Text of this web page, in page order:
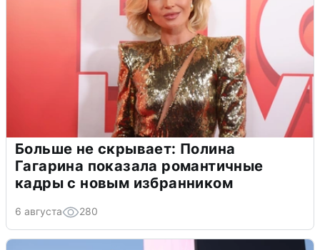
Больше не скрывает: Полина
Гагарина показала романтичные
кадры с новым избранником
6 августа 280